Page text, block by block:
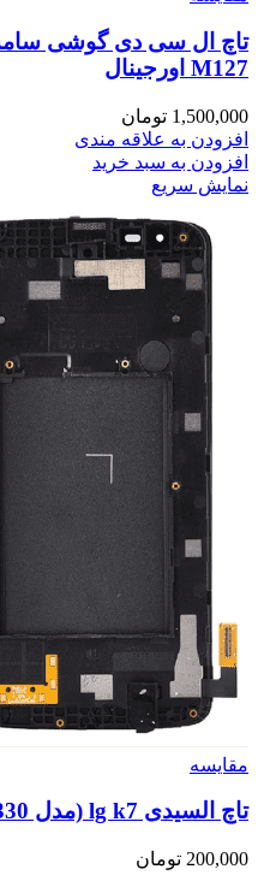
M127 اورجینال
1,500,000 تومان
افزودن به علاقه مندی
افزودن به سبد خرید
نمایش سریع
مقايسه
تاچ السیدی lg k7 (مدل MS330) با فریم
200,000 تومان